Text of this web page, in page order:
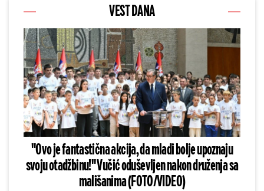
VEST DANA
"Ovo je fantastična akcija, da mladi bolje upoznaju
svoju otadžbinu!" Vučić oduševljen nakon druženja sa
mališanima (FOTO/VIDEO)